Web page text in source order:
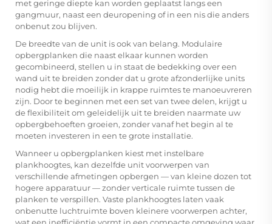
met geringe diepte kan worden geplaatst langs een
gangmuur, naast een deuropening of in een nis die anders
onbenut zou blijven.
De breedte van de unit is ook van belang. Modulaire
opbergplanken die naast elkaar kunnen worden
gecombineerd, stellen u in staat de bedekking over een
wand uit te breiden zonder dat u grote afzonderlijke units
nodig hebt die moeilijk in krappe ruimtes te manoeuvreren
zijn. Door te beginnen met een set van twee delen, krijgt u
de flexibiliteit om geleidelijk uit te breiden naarmate uw
opbergbehoeften groeien, zonder vanaf het begin al te
moeten investeren in een te grote installatie.
Wanneer u opbergplanken kiest met instelbare
plankhoogtes, kan dezelfde unit voorwerpen van
verschillende afmetingen opbergen — van kleine dozen tot
hogere apparatuur — zonder verticale ruimte tussen de
planken te verspillen. Vaste plankhoogtes laten vaak
onbenutte luchtruimte boven kleinere voorwerpen achter,